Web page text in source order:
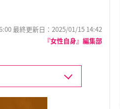
最終更新日：2025/01/15 14:42
『女性自身』編集部